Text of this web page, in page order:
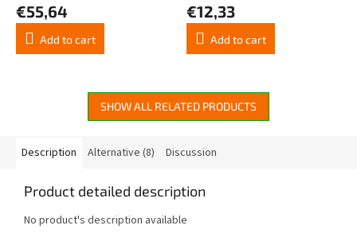
€55,64
Add to cart
€12,33
Add to cart
SHOW ALL RELATED PRODUCTS
Description Alternative (8) Discussion
Product detailed description
No product's description available